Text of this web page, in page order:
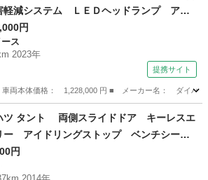
軽減システム ＬＥＤヘッドランプ アイ
グストップ キーレス 横滑り防止機能
整備付）
円
ス
2023年
提携サイト
両本体価格： 1,228,000 円 ■ メーカー名： ダイ
ース
ツ タント 両側スライドドア キーレスエ
ー アイドリングストップ ベンチシー
Ｔ ＣＤ アルミホイール エアコン
）
円